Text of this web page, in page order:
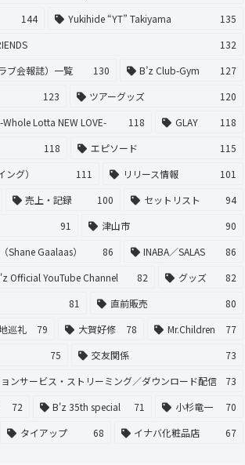
144 Yukihide “YT” Takiyama
135
132
ブ会報誌）一覧
130 B’z Club-Gym
127
123 ツアーグッズ
120
Lotta NEW LOVE-
118 GLAY
118
118 エピソード
115
グ）
111 リリース情報
101
売上・記録 100 セットリスト
94
91 津山市
90
Shane Gaalaas）
86 INABA／SALAS
86
Official YouTube Channel 82 グッズ
82
81 直前販売
80
巡礼
79 大賀好修 78 Mr.Children
77
75 交友関係
73
ンサービス・ストリーミング／ダウンロード配信
73
72 B'z 35th special 71 小杉竜一
70
タイアップ 68 イナバ化粧品店 67